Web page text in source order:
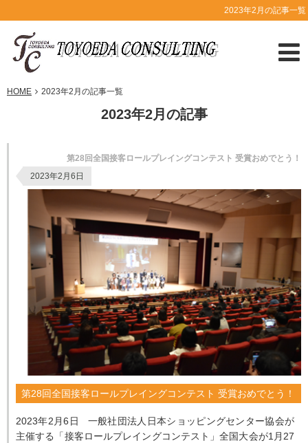
2023年2月の記事一覧
HOME 2023年2月の記事一覧
2023年2月の記事
第28回全国接客ロールプレイングコンテスト 受賞おめでとう！
2023年2月6日
第28回全国接客ロールプレイングコンテスト 受賞おめでとう！
2023年2月6日 一般社団法人日本ショッピングセンター協会が
主催する「接客ロールプレイングコンテスト」全国大会が1月27